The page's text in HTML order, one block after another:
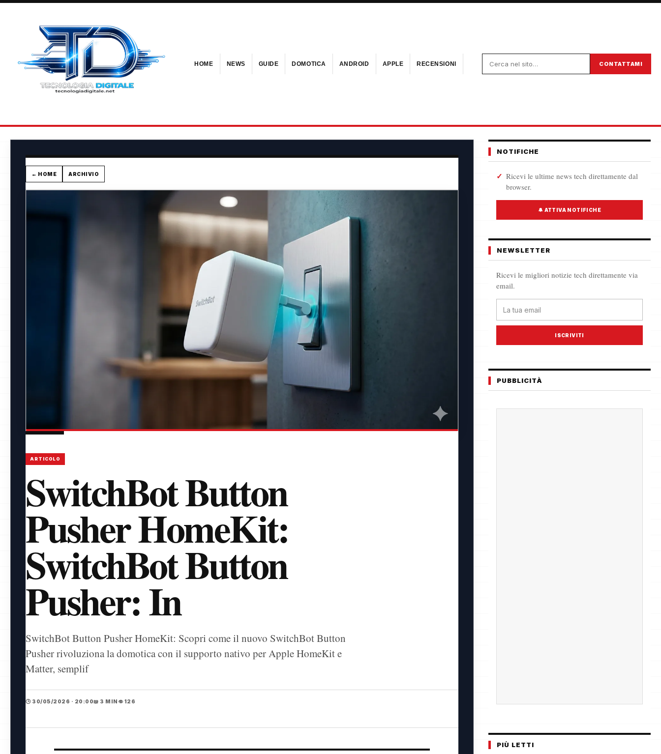
CONTATTAMI
HOME NEWS GUIDE DOMOTICA ANDROID APPLE RECENSIONI
← HOME ARCHIVIO
ARTICOLO
SwitchBot Button
Pusher HomeKit:
SwitchBot Button
Pusher: In
SwitchBot Button Pusher HomeKit: Scopri come il nuovo SwitchBot Button
Pusher rivoluziona la domotica con il supporto nativo per Apple HomeKit e
Matter, semplif
🕒 30/05/2026 · 20:00📖 3 MIN 👁️ 126
NOTIFICHE
Ricevi le ultime news tech direttamente dal
browser.
🔔 ATTIVA NOTIFICHE
NEWSLETTER
Ricevi le migliori notizie tech direttamente via
email.
ISCRIVITI
PUBBLICITÀ
PIÙ LETTI